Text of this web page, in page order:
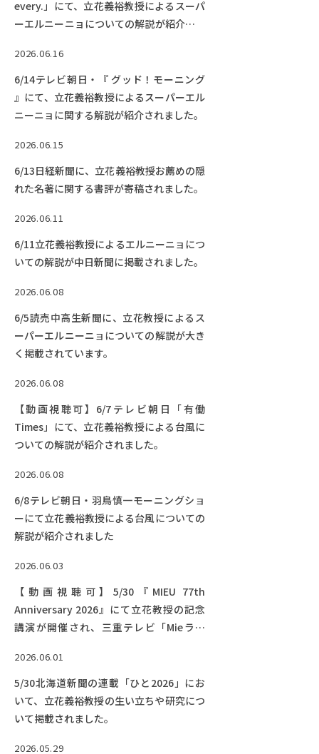
every.」にて、立花義裕教授によるスーパ
ーエルニーニョについての解説が紹介され
2026.06.16
6/14テレビ朝日・『 グッド！モーニング
』にて、立花義裕教授によるスーパーエル
ニーニョに関する解説が紹介されました。
2026.06.15
6/13日経新聞に、立花義裕教授お薦めの隠
れた名著に関する書評が寄稿されました。
2026.06.11
6/11立花義裕教授によるエルニーニョにつ
いての解説が中日新聞に掲載されました。
2026.06.08
6/5読売中高生新聞に、立花教授によるス
ーパーエルニーニョについての解説が大き
く掲載されています。
2026.06.08
【動画視聴可】6/7テレビ朝日「有働
Times」にて、立花義裕教授による台風に
ついての解説が紹介されました。
2026.06.08
6/8テレビ朝日・羽鳥慎一モーニングショ
ーにて立花義裕教授による台風についての
解説が紹介されました
2026.06.03
【動画視聴可】5/30『MIEU 77th
Anniversary 2026』にて立花教授の記念
講演が開催され、三重テレビ「Mieライ
2026.06.01
5/30北海道新聞の連載「ひと2026」にお
いて、立花義裕教授の生い立ちや研究につ
いて掲載されました。
2026.05.29